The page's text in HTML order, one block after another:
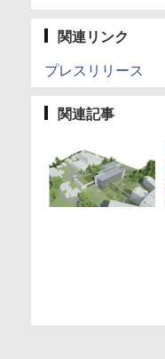
関連リンク
プレスリリース
関連記事